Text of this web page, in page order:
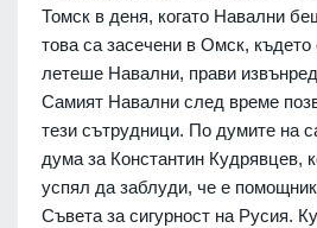
Томск в деня, когато Навални
това са засечени в Омск, където
летеше Навални, прави
Самият Навални след време
тези сътрудници. По думите на
дума за Константин Кудрявцев,
успял да заблуди, че е
Съвета за сигурност на Русия.